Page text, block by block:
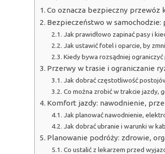
Co oznacza bezpieczny przewóz
Bezpieczeństwo w
Jak prawidłowo zapinać pasy i
Jak ustawić fotel i oparcie, by
Kiedy bywa rozsądniej
Przerwy w trasie i ograniczanie
Jak dobrać częstotliwość
Co można zrobić w trakcie jazdy,
Komfort jazdy: nawodnienie,
Jak planować nawodnienie,
Jak dobrać ubranie i warunki w
Planowanie podróży: zdrowie,
Co ustalić z lekarzem przed